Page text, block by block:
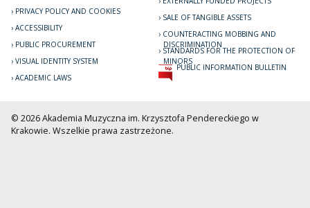
PRIVACY POLICY AND COOKIES
ACCESSIBILITY
PUBLIC PROCUREMENT
VISUAL IDENTITY SYSTEM
ACADEMIC LAWS
SALE OF TANGIBLE ASSETS
COUNTERACTING MOBBING AND
DISCRIMINATION
STANDARDS FOR THE PROTECTION OF
MINORS
PUBLIC INFORMATION BULLETIN
© 2026 Akademia Muzyczna im. Krzysztofa Pendereckiego w
Krakowie. Wszelkie prawa zastrzeżone.